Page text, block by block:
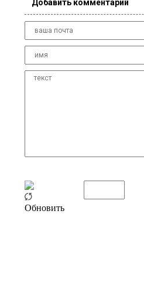
Добавить комментарий
Обновить